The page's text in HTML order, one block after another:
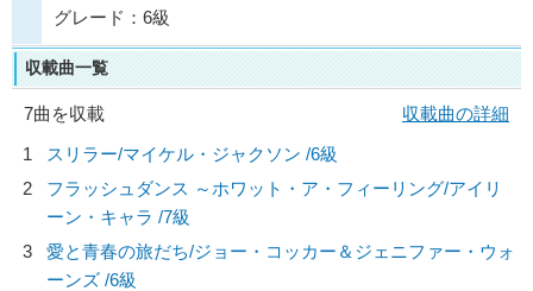
グレード：6級
収載曲一覧
7曲を収載
収載曲の詳細
1
スリラー/マイケル・ジャクソン /6級
2
フラッシュダンス ～ホワット・ア・フィーリング/アイリ
ーン・キャラ /7級
3
愛と青春の旅だち/ジョー・コッカー＆ジェニファー・ウォ
ーンズ /6級